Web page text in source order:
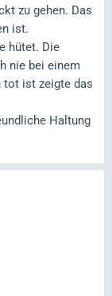
zu gehen. Das
ist.
hütet. Die
nie bei einem
tot ist zeigte das
Haltung